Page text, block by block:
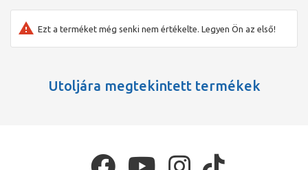
Ezt a terméket még senki nem értékelte. Legyen Ön az első!
Utoljára megtekintett termékek